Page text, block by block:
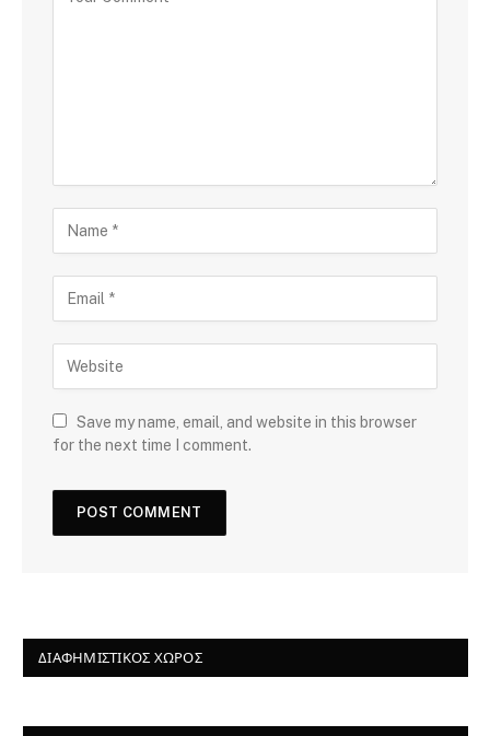
Save my name, email, and website in this browser
for the next time I comment.
ΔΙΑΦΗΜΙΣΤΙΚΌΣ ΧΏΡΟΣ